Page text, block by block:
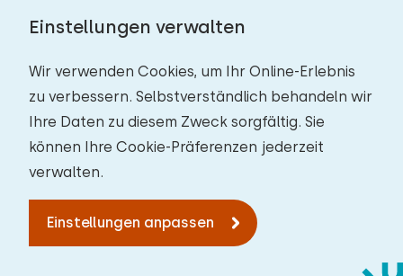
Einstellungen verwalten
Wir verwenden Cookies, um Ihr Online-Erlebnis
zu verbessern. Selbstverständlich behandeln wir
Ihre Daten zu diesem Zweck sorgfältig. Sie
können Ihre Cookie-Präferenzen jederzeit
verwalten.
Einstellungen anpassen